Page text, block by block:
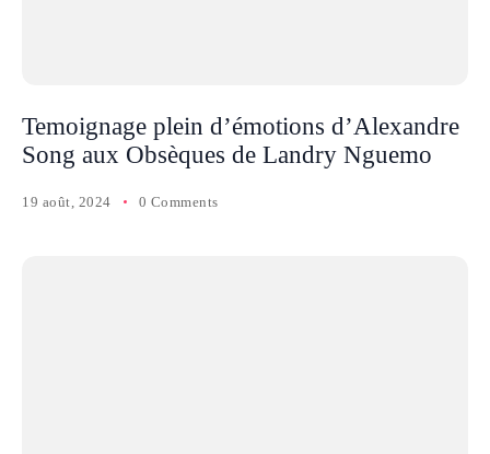
Temoignage plein d’émotions d’Alexandre
Song aux Obsèques de Landry Nguemo
19 août, 2024 0 Comments